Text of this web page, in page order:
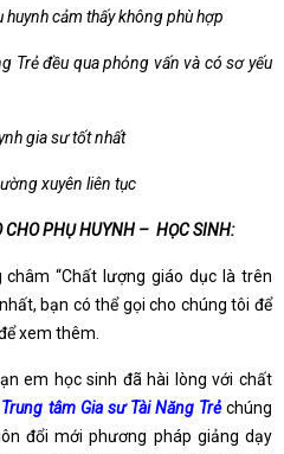
cảm thấy không phù hợp
Trẻ đều qua phỏng vấn và có sơ yếu
gia sư tốt nhất
xuyên liên tục
PHỤ HUYNH – HỌC SINH:
“Chất lượng giáo dục là trên
bạn có thể gọi cho chúng tôi để
xem thêm.
em học sinh đã hài lòng với chất
Trung tâm Gia sư Tài Năng Trẻchúng
đổi mới phương pháp giảng dạy